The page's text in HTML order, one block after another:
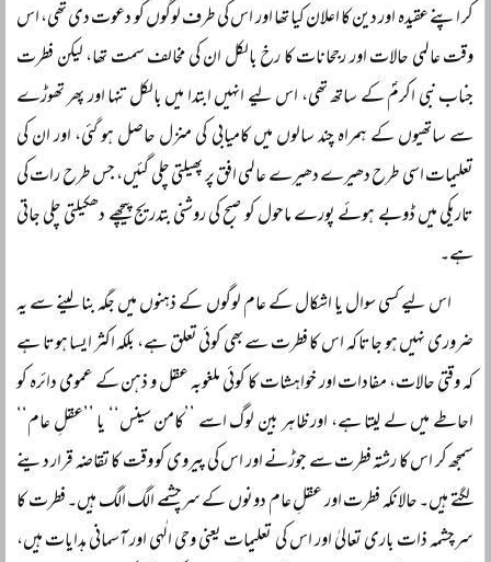
کر اپنے عقیدہ اور دین کا اعلان کیا تھا اور اس کی طرف لوگوں کو دعوت دی تھی، اس
وقت عالمی حالات اور رجحانات کا رخ بالکل ان کی مخالف سمت تھا، لیکن فطرت
جناب نبی اکرمؐ کے ساتھ تھی، اس لیے انہیں ابتدا میں بالکل تنہا اور پھر تھوڑے
سے ساتھیوں کے ہمراہ چند سالوں میں کامیابی کی منزل حاصل ہو گئی، اور ان کی
تعلیمات اسی طرح دھیرے دھیرے عالمی افق پر پھیلتی چلی گئیں، جس طرح رات کی
تاریکی میں ڈوبے ہوئے پورے ماحول کو صبح کی روشنی بتدریج پیچھے دھکیلتی چلی جاتی
ہے۔
اس لیے کسی سوال یا اشکال کے عام لوگوں کے ذہنوں میں جگہ بنا لینے سے یہ
ضروری نہیں ہو جاتا کہ اس کا فطرت سے بھی کوئی تعلق ہے، بلکہ اکثر ایسا ہوتا ہے
کہ وقتی حالات، مفادات اور خواہشات کا کوئی ملغوبہ عقل و ذہن کے عمومی دائرہ کو
احاطے میں لے لیتا ہے، اور ظاہر بین لوگ اسے ’’کامن سینس‘‘ یا ’’عقلِ عام‘‘
سمجھ کر اس کا رشتہ فطرت سے جوڑنے اور اس کی پیروی کو وقت کا تقاضہ قرار دینے
لگتے ہیں۔ حالانکہ فطرت اور عقلِ عام دونوں کے سرچشمے الگ الگ ہیں۔ فطرت کا
سرچشمہ ذات باری تعالیٰ اور اس کی تعلیمات یعنی وحی الٰہی اور آسمانی ہدایات ہیں،